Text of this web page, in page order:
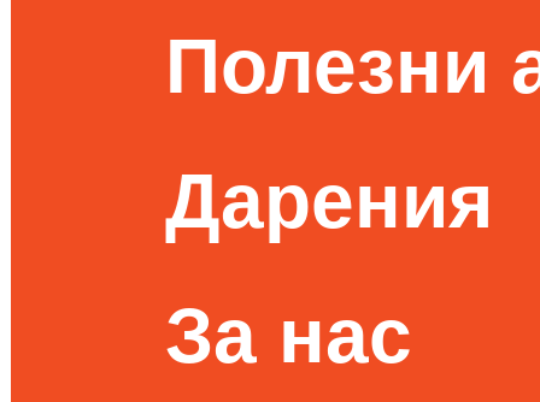
Полезни
Дарения
За нас